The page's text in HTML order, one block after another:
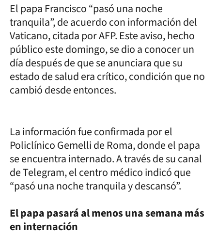
El papa Francisco “pasó una noche
tranquila”, de acuerdo con información del
Vaticano, citada por AFP. Este aviso, hecho
público este domingo, se dio a conocer un
día después de que se anunciara que su
estado de salud era crítico, condición que no
cambió desde entonces.
La información fue confirmada por el
Policlínico Gemelli de Roma, donde el papa
se encuentra internado. A través de su canal
de Telegram, el centro médico indicó que
“pasó una noche tranquila y descansó”.
El papa pasará al menos una semana más
en internación